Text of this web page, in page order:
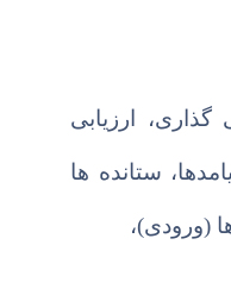
ارزیابی
ستانده ها
(ورودی)،